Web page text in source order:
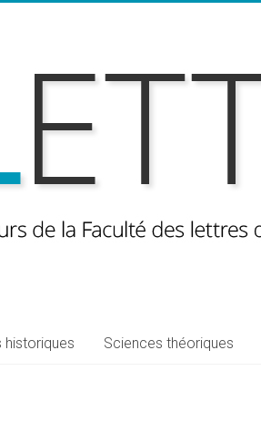
historiques Sciences théoriques